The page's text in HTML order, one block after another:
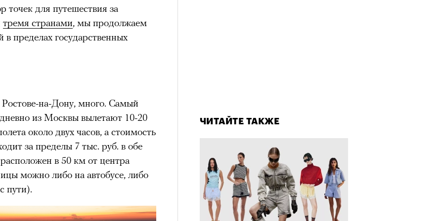
ЧИТАЙТЕ ТАКЖЕ
точек для путешествия за
тремя странами, мы продолжаем
в пределах государственных
Ростове-на-Дону, много. Самый
из Москвы вылетают 10-20
около двух часов, а стоимость
за пределы 7 тыс. руб. в обе
в 50 км от центра
можно либо на автобусе, либо
пути).
предельной
способом выйти из
ипочувствовать контроль над собой.
в горах создает между
связи и чувство доверия.
«гена высоты», но
чаще тянутся люди с высокой
готовностью к риску.